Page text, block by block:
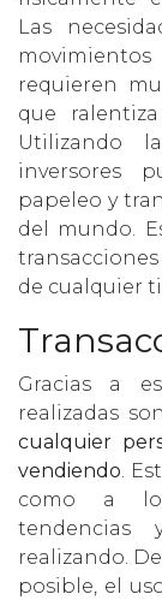
Las
requieren
que
Utilizando
inversores
papeleo y
del mundo.
de cualquier
Gracias a
realizadas
cualquier
vendiendo.
como a
tendencias
realizando.
posible, el